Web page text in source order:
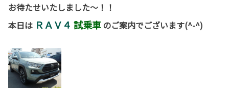
お待たせいたしました～！！
本日は ＲＡＶ４ 試乗車のご案内でございます(^-^)